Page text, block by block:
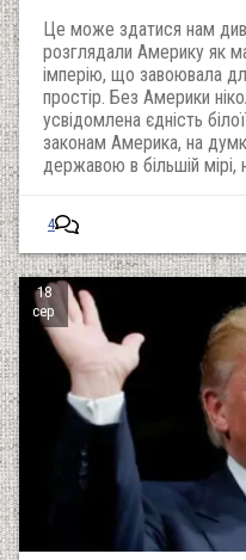
Це може здатися нам
розглядали Америку як
імперію, що завоювала
простір. Без Америки
усвідомлена єдність
законам Америка, на
державою в більшій мірі,
4
18
сер